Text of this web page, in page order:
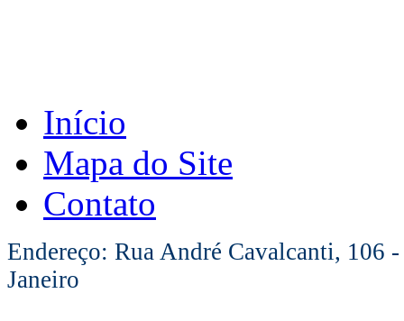
Início
Mapa do Site
Contato
Endereço: Rua André Cavalcanti, 106
Janeiro